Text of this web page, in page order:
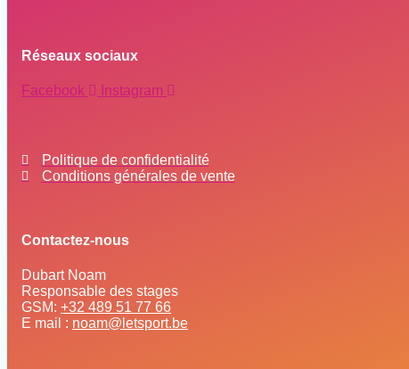
Réseaux sociaux
Facebook Instagram
Politique de confidentialité
Conditions générales de vente
Contactez-nous
Dubart Noam
Responsable des stages
GSM: +32 489 51 77 66
E mail : noam@letsport.be